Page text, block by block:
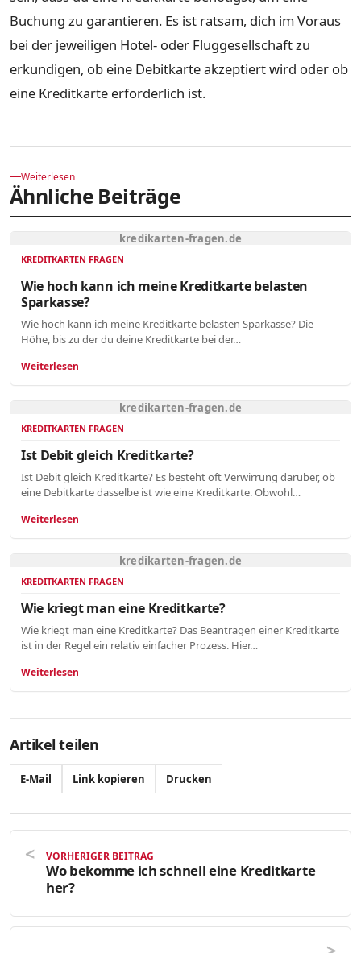
Buchung zu garantieren. Es ist ratsam, dich im Voraus
bei der jeweiligen Hotel- oder Fluggesellschaft zu
erkundigen, ob eine Debitkarte akzeptiert wird oder ob
eine Kreditkarte erforderlich ist.
Weiterlesen
Ähnliche Beiträge
kredikarten-fragen.de
KREDITKARTEN FRAGEN
Wie hoch kann ich meine Kreditkarte belasten
Sparkasse?
Wie hoch kann ich meine Kreditkarte belasten Sparkasse? Die
Höhe, bis zu der du deine Kreditkarte bei der…
Weiterlesen
kredikarten-fragen.de
KREDITKARTEN FRAGEN
Ist Debit gleich Kreditkarte?
Ist Debit gleich Kreditkarte? Es besteht oft Verwirrung darüber, ob
eine Debitkarte dasselbe ist wie eine Kreditkarte. Obwohl…
Weiterlesen
kredikarten-fragen.de
KREDITKARTEN FRAGEN
Wie kriegt man eine Kreditkarte?
Wie kriegt man eine Kreditkarte? Das Beantragen einer Kreditkarte
ist in der Regel ein relativ einfacher Prozess. Hier…
Weiterlesen
Artikel teilen
E-Mail Link kopieren Drucken
VORHERIGER BEITRAG
Wo bekomme ich schnell eine Kreditkarte
her?